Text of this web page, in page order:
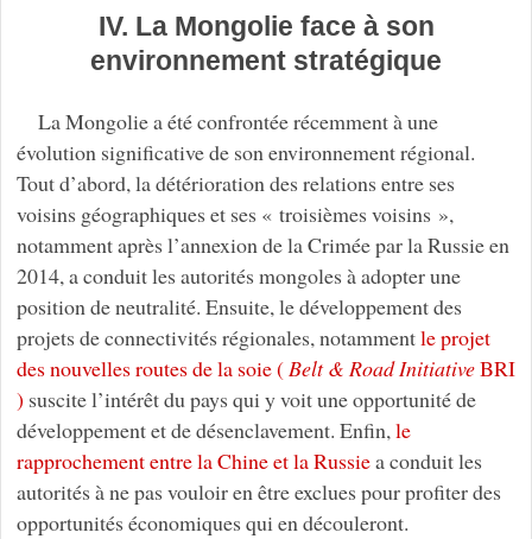
IV. La Mongolie face à son
environnement stratégique
La Mongolie a été confrontée récemment à une
évolution significative de son environnement régional.
Tout d’abord, la détérioration des relations entre ses
voisins géographiques et ses « troisièmes voisins »,
notamment après l’annexion de la Crimée par la Russie en
2014, a conduit les autorités mongoles à adopter une
position de neutralité. Ensuite, le développement des
projets de connectivités régionales, notammentle projet
des nouvelles routes de la soie (Belt & Road InitiativeBRI
) suscite l’intérêt du pays qui y voit une opportunité de
développement et de désenclavement. Enfin,le
rapprochement entre la Chine et la Russiea conduit les
autorités à ne pas vouloir en être exclues pour profiter des
opportunités économiques qui en découleront.